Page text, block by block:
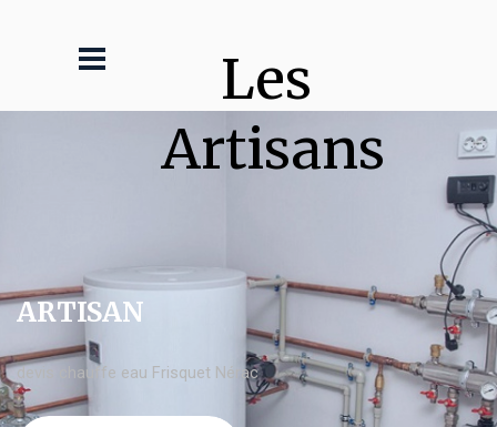
Les
Artisans
ARTISAN
devis chauffe eau Frisquet Nérac